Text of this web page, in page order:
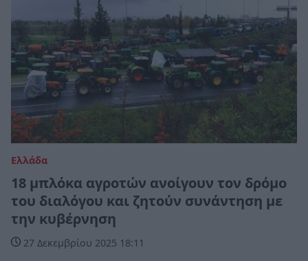
Ελλάδα
18 μπλόκα αγροτών ανοίγουν τον δρόμο
του διαλόγου και ζητούν συνάντηση με
την κυβέρνηση
27 Δεκεμβρίου 2025 18:11